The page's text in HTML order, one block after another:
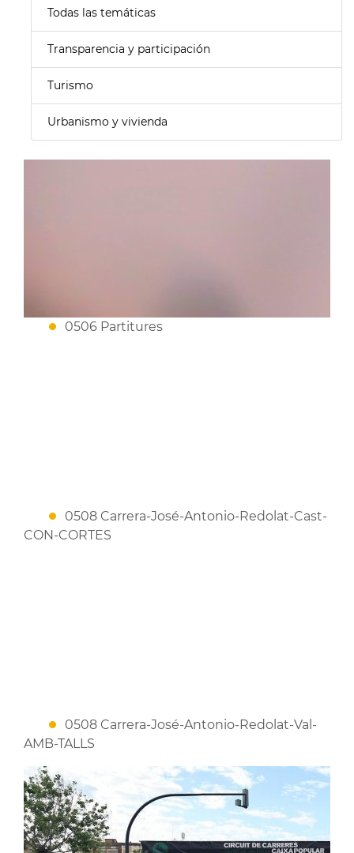
Todas las temáticas
Transparencia y participación
Turismo
Urbanismo y vivienda
0506 Partitures
0508 Carrera-José-Antonio-Redolat-Cast-
CON-CORTES
0508 Carrera-José-Antonio-Redolat-Val-
AMB-TALLS